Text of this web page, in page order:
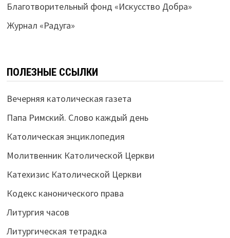
Благотворительный фонд «Искусство Добра»
Журнал «Радуга»
ПОЛЕЗНЫЕ ССЫЛКИ
Вечерняя католическая газета
Папа Римский. Слово каждый день
Католическая энциклопедия
Молитвенник Католической Церкви
Катехизис Католической Церкви
Кодекс канонического права
Литургия часов
Литургическая тетрадка